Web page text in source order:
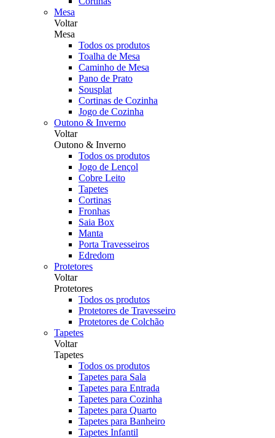
Mesa
Voltar
Mesa
Todos os produtos
Toalha de Mesa
Caminho de Mesa
Pano de Prato
Sousplat
Cortinas de Cozinha
Jogo de Cozinha
Outono & Inverno
Voltar
Outono & Inverno
Todos os produtos
Jogo de Lençol
Cobre Leito
Tapetes
Cortinas
Fronhas
Saia Box
Manta
Porta Travesseiros
Edredom
Protetores
Voltar
Protetores
Todos os produtos
Protetores de Travesseiro
Protetores de Colchão
Tapetes
Voltar
Tapetes
Todos os produtos
Tapetes para Sala
Tapetes para Entrada
Tapetes para Cozinha
Tapetes para Quarto
Tapetes para Banheiro
Tapetes Infantil